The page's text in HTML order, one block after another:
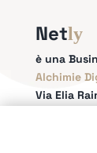
Netly
è una
Alchimie
Via Elia
REA